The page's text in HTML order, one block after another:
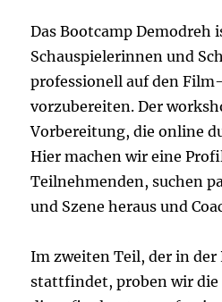
Das Bootcamp Demodreh
Schauspielerinnen und
professionell auf den
vorzubereiten. Der
Vorbereitung, die online
Hier machen wir eine
Teilnehmenden, suchen
und Szene heraus und
Im zweiten Teil, der in der
stattfindet, proben wir die